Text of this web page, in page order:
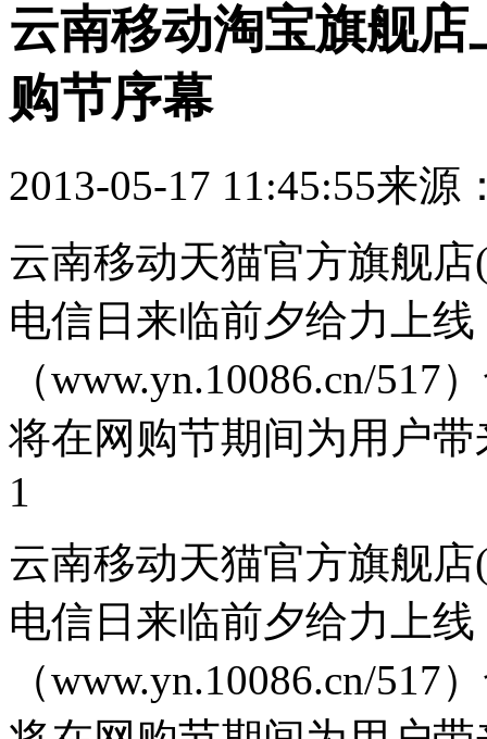
云南移动淘宝旗舰
购节序幕
2013-05-17 11:45:55来源
云南移动天猫官方旗舰店
电信日来临前夕给力上
（www.yn.10086.cn/
将在网购节期间为用户
1
云南移动天猫官方旗舰店
电信日来临前夕给力上
（www.yn.10086.cn/